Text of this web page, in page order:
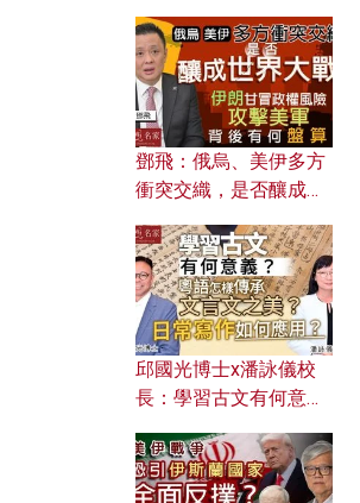
何避免遭AI演算法操
控？
鄧飛：俄烏、美伊多方
衝突交織，是否釀成世
風險攻擊美軍，背後有
何盤算？
邱國光博士x潘詠儀校
長：學習古文有何意
文之美？ 日常寫作如何
應用？